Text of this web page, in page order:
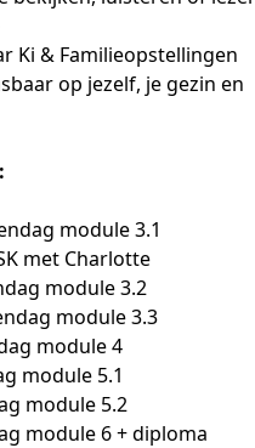
Ki & Familieopstellingen
op jezelf, je gezin en
module 3.1
met Charlotte
module 3.2
module 3.3
module 4
module 5.1
module 5.2
module 6 + diploma